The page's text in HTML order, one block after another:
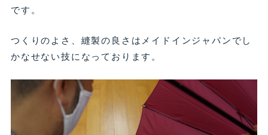
です。
つくりのよさ、縫製の良さはメイドインジャパンでし
かなせない技になっております。